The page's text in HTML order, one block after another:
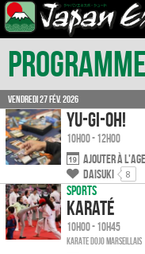
Programme
Vendredi 27 fév. 2026
Yu-Gi-Oh!
10h00 - 12h00
Ajouter à
Daisuki
8
Sports
Karaté
10h00 - 10h45
Karate Dojo Marseillais